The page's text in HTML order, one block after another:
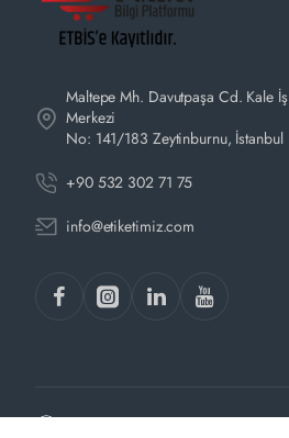
Maltepe Mh. Davutpaşa Cd. Kale İş
Merkezi
No: 141/183 Zeytinburnu, İstanbul
+90 532 302 71 75
info@etiketimiz.com